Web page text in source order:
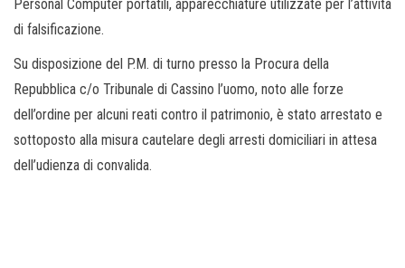
Personal Computer portatili, apparecchiature utilizzate per l’attività
di falsificazione.
Su disposizione del P.M. di turno presso la Procura della
Repubblica c/o Tribunale di Cassino l’uomo, noto alle forze
dell’ordine per alcuni reati contro il patrimonio, è stato arrestato e
sottoposto alla misura cautelare degli arresti domiciliari in attesa
dell’udienza di convalida.